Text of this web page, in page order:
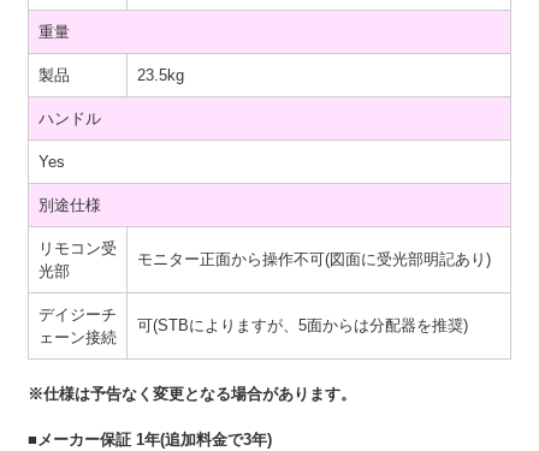
重量
製品 23.5kg
ハンドル
Yes
別途仕様
リモコン受
光部
モニター正面から操作不可(図面に受光部明記あり)
デイジーチ
ェーン接続
可(STBによりますが、5面からは分配器を推奨)
※仕様は予告なく変更となる場合があります。
■メーカー保証 1年(追加料金で3年)